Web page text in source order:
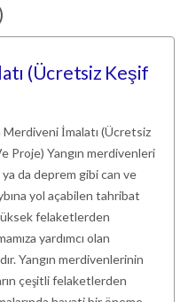
(Ücretsiz Keşif
Merdiveni İmalatı (Ücretsiz
Proje) Yangın merdivenleri
ya da deprem gibi can ve
yol açabilen tahribat
felaketlerden
yardımcı olan
Yangın merdivenlerinin
çeşitli felaketlerden